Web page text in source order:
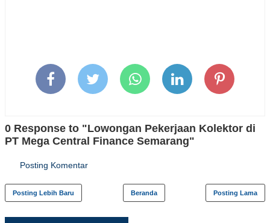
0 Response to "Lowongan Pekerjaan Kolektor di
PT Mega Central Finance Semarang"
Posting Komentar
Posting Lebih Baru Posting Lama
Beranda